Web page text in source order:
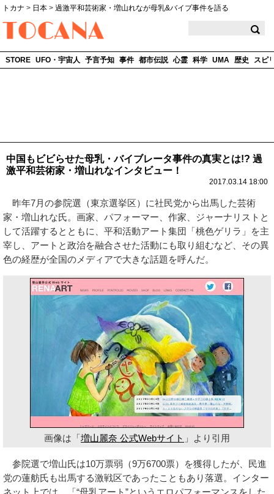
トカナ > 日本 > 過激平和芸術家・増山れなが母乳&バイブ事件を語る
STORE UFO・宇宙人 予言予知 事件 都市伝説 心霊 科学 UMA 歴史 スピ
中国もビビらせた母乳・バイブレータ事件の真実とは!? 過
激平和芸術家・増山れなインタビュー！
2017.03.14 18:00
昨年7月の参院選（東京選挙区）に社民党から出馬した芸術
家・増山れな氏。画家、パフォーマー、作家、ジャーナリストと
して活躍するとともに、平和活動アート集団「桃色ゲリラ」を主
宰し、アートと政治を融合させた活動にも取り組むなど、その異
色の経歴が全国のメディアで大きな話題を呼んだ。
画像は「増山麗奈 公式Webサイト 」より引用
参院選で増山氏は10万票弱（9万6700票）を獲得したが、民進
党の蓮舫氏も出馬する激戦区であったこともあり落選。インター